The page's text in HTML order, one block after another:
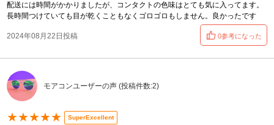
配送には時間がかかりましたが、コンタクトの色味はとても気に入ってます。
長時間つけていても目が乾くこともなくゴロゴロもしません。良かったです
2024年08月22日投稿 0参考になった
モアコンユーザーの声 (投稿件数:2)
★★★★★ SuperExcellent